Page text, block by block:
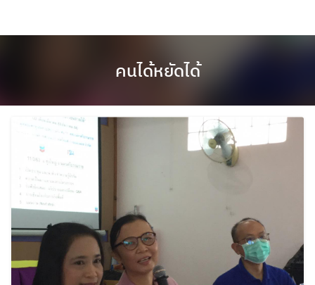
คนได้หยัดได้